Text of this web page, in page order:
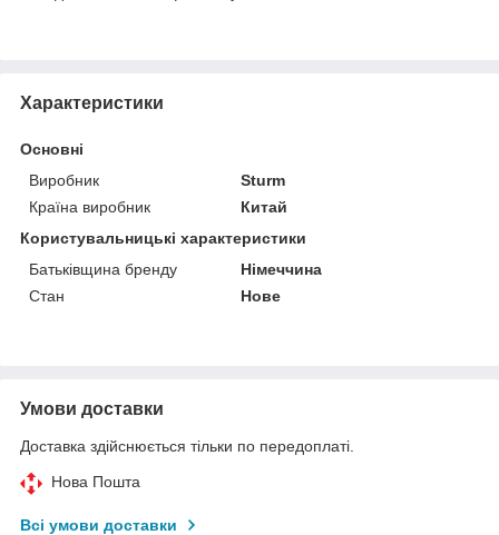
Характеристики
Основні
Виробник
Sturm
Країна виробник
Китай
Користувальницькі характеристики
Батьківщина бренду
Німеччина
Стан
Нове
Умови доставки
Доставка здійснюється тільки по передоплаті.
Нова Пошта
Всі умови доставки